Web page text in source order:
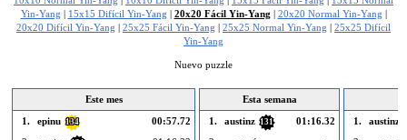
Yin-Yang
15x15 Difícil Yin-Yang 20x20 Fácil Yin-Yang 20x20 Normal Yin-Yang
20x20 Difícil Yin-Yang
25x25 Fácil Yin-Yang 25x25 Normal Yin-Yang
25x25 Difícil
Yin-Yang
Nuevo puzzle
Este mes
1.
epinu 134
00:57.72
Esta semana
1.
austinz 131
01:16.32
1.
austinz